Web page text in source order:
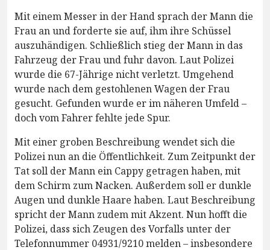
Mit einem Messer in der Hand sprach der Mann die
Frau an und forderte sie auf, ihm ihre Schüssel
auszuhändigen. Schließlich stieg der Mann in das
Fahrzeug der Frau und fuhr davon. Laut Polizei
wurde die 67-Jährige nicht verletzt. Umgehend
wurde nach dem gestohlenen Wagen der Frau
gesucht. Gefunden wurde er im näheren Umfeld –
doch vom Fahrer fehlte jede Spur.
Mit einer groben Beschreibung wendet sich die
Polizei nun an die Öffentlichkeit. Zum Zeitpunkt der
Tat soll der Mann ein Cappy getragen haben, mit
dem Schirm zum Nacken. Außerdem soll er dunkle
Augen und dunkle Haare haben. Laut Beschreibung
spricht der Mann zudem mit Akzent. Nun hofft die
Polizei, dass sich Zeugen des Vorfalls unter der
Telefonnummer 04931/9210 melden – insbesondere